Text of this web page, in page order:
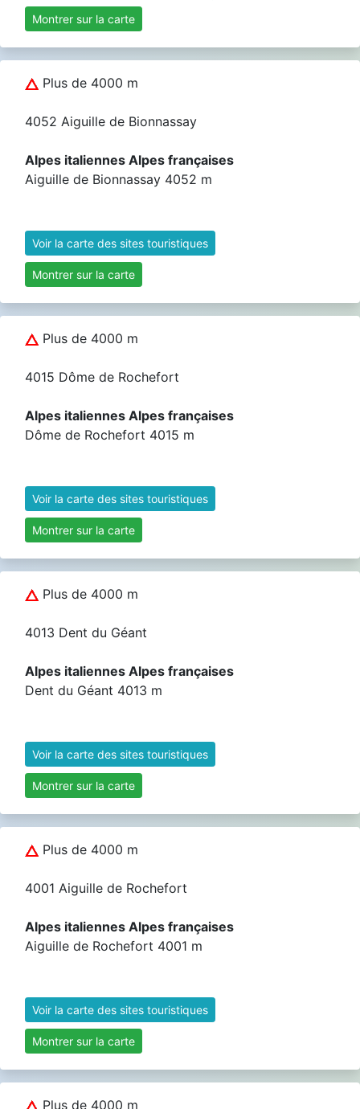
Montrer sur la carte
Plus de 4000 m
4052 Aiguille de Bionnassay
Alpes italiennes Alpes françaises
Aiguille de Bionnassay 4052 m
Voir la carte des sites touristiques
Montrer sur la carte
Plus de 4000 m
4015 Dôme de Rochefort
Alpes italiennes Alpes françaises
Dôme de Rochefort 4015 m
Voir la carte des sites touristiques
Montrer sur la carte
Plus de 4000 m
4013 Dent du Géant
Alpes italiennes Alpes françaises
Dent du Géant 4013 m
Voir la carte des sites touristiques
Montrer sur la carte
Plus de 4000 m
4001 Aiguille de Rochefort
Alpes italiennes Alpes françaises
Aiguille de Rochefort 4001 m
Voir la carte des sites touristiques
Montrer sur la carte
Plus de 4000 m